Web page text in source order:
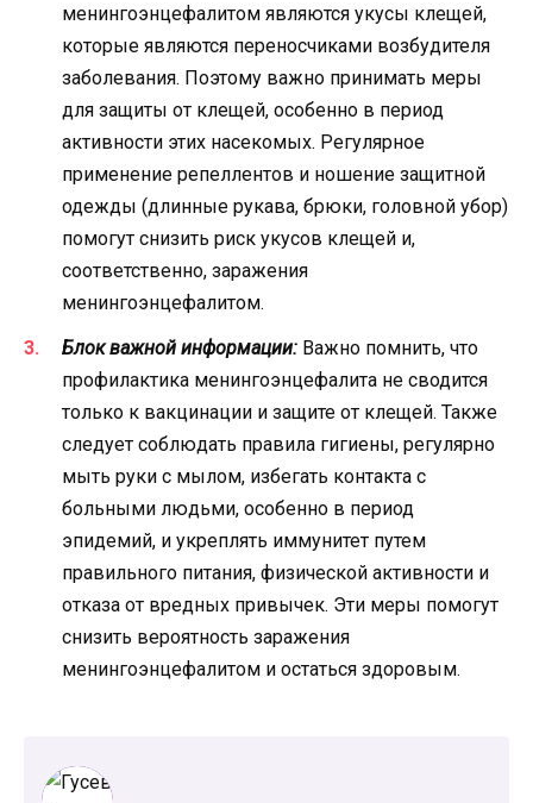
менингоэнцефалитом являются укусы клещей,
которые являются переносчиками возбудителя
заболевания. Поэтому важно принимать меры
для защиты от клещей, особенно в период
активности этих насекомых. Регулярное
применение репеллентов и ношение защитной
одежды (длинные рукава, брюки, головной убор)
помогут снизить риск укусов клещей и,
соответственно, заражения
менингоэнцефалитом.
Блок важной информации: Важно помнить, что
профилактика менингоэнцефалита не сводится
только к вакцинации и защите от клещей. Также
следует соблюдать правила гигиены, регулярно
мыть руки с мылом, избегать контакта с
больными людьми, особенно в период
эпидемий, и укреплять иммунитет путем
правильного питания, физической активности и
отказа от вредных привычек. Эти меры помогут
снизить вероятность заражения
менингоэнцефалитом и остаться здоровым.